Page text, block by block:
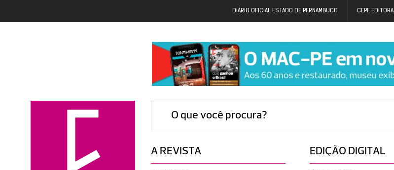
DIÁRIO OFICIAL ESTADO DE PERNAMBUCO CEPE EDITORA
O que você procura?
A REVISTA EDIÇÃO DIGITAL